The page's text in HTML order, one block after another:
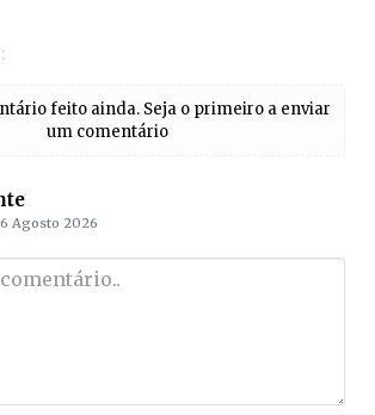
feito ainda. Seja o primeiro a enviar
um comentário
Agosto 2026